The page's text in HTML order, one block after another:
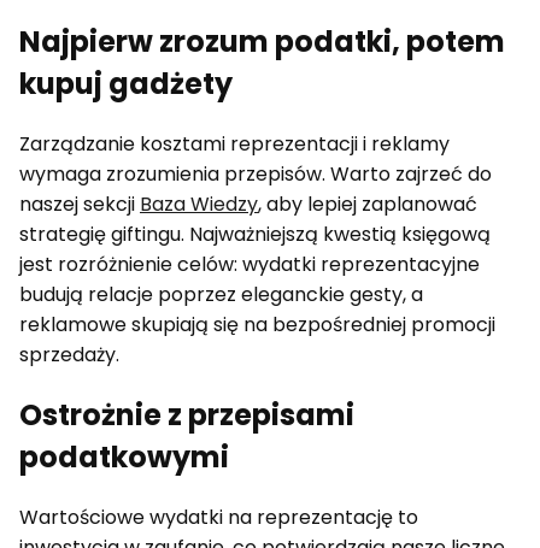
Najpierw zrozum podatki, potem
kupuj gadżety
Zarządzanie kosztami reprezentacji i reklamy
wymaga zrozumienia przepisów. Warto zajrzeć do
naszej sekcji Baza Wiedzy, aby lepiej zaplanować
strategię giftingu. Najważniejszą kwestią księgową
jest rozróżnienie celów: wydatki reprezentacyjne
budują relacje poprzez eleganckie gesty, a
reklamowe skupiają się na bezpośredniej promocji
sprzedaży.
Ostrożnie z przepisami
podatkowymi
Wartościowe wydatki na reprezentację to